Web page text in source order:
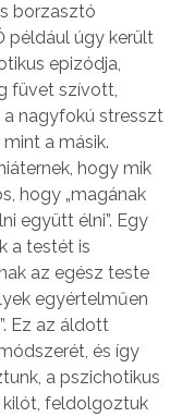
borzasztó
például úgy került
epizódja,
füvet szívott,
nagyfokú stresszt
a másik.
hogy mik
hogy „magának
együtt élni”. Egy
a testét is
az egész teste
egyértelműen
Ez az áldott
és így
a pszichotikus
feldolgoztuk